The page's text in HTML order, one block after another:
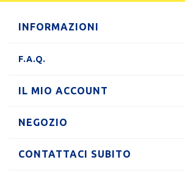
INFORMAZIONI
F.A.Q.
IL MIO ACCOUNT
NEGOZIO
CONTATTACI SUBITO